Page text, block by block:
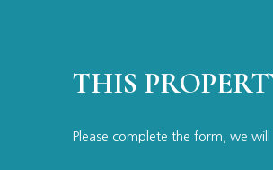
THIS
Please complete the form, we